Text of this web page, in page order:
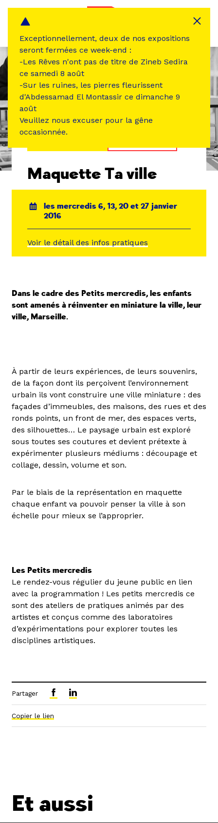
Maquette Ta ville
les mercredis 6, 13, 20 et 27 janvier
2016
Voir le détail des infos pratiques
Dans le cadre des Petits mercredis, les enfants
sont amenés à réinventer en miniature la ville, leur
ville, Marseille.
À partir de leurs expériences, de leurs souvenirs,
de la façon dont ils perçoivent l’environnement
urbain ils vont construire une ville miniature : des
façades d’immeubles, des maisons, des rues et des
ronds points, un front de mer, des espaces verts,
des silhouettes… Le paysage urbain est exploré
sous toutes ses coutures et devient prétexte à
expérimenter plusieurs médiums : découpage et
collage, dessin, volume et son.
Par le biais de la représentation en maquette
chaque enfant va pouvoir penser la ville à son
échelle pour mieux se l’approprier.
Les Petits mercredis
Le rendez-vous régulier du jeune public en lien
avec la programmation ! Les petits mercredis ce
sont des ateliers de pratiques animés par des
artistes et conçus comme des laboratoires
d’expérimentations pour explorer toutes les
disciplines artistiques.
Partager
Copier le lien
Et aussi
Exceptionnellement, deux de nos expositions
seront fermées ce week-end :
-Les Rêves n'ont pas de titre de Zineb Sedira
ce samedi 8 août
-Sur les ruines, les pierres fleurissent
d'Abdessamad El Montassir ce dimanche 9
août
Veuillez nous excuser pour la gêne
occasionnée.
Panneau de gestion des cookies